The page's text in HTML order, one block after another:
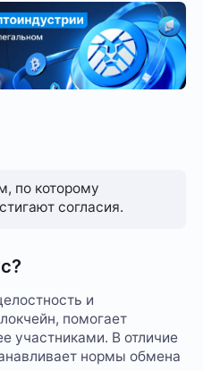
по которому
согласия.
и
помогает
участниками. В отличие
нормы обмена